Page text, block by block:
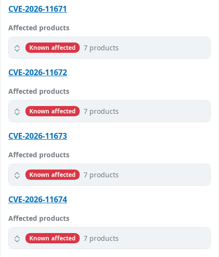
CVE-2026-11671
Affected products
Known affected 7 products
CVE-2026-11672
Affected products
Known affected 7 products
CVE-2026-11673
Affected products
Known affected 7 products
CVE-2026-11674
Affected products
Known affected 7 products